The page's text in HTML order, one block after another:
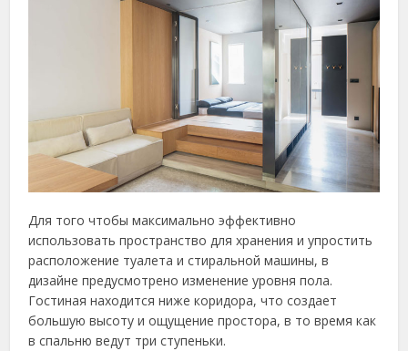
Для того чтобы максимально эффективно
использовать пространство для хранения и упростить
расположение туалета и стиральной машины, в
дизайне предусмотрено изменение уровня пола.
Гостиная находится ниже коридора, что создает
большую высоту и ощущение простора, в то время как
в спальню ведут три ступеньки.